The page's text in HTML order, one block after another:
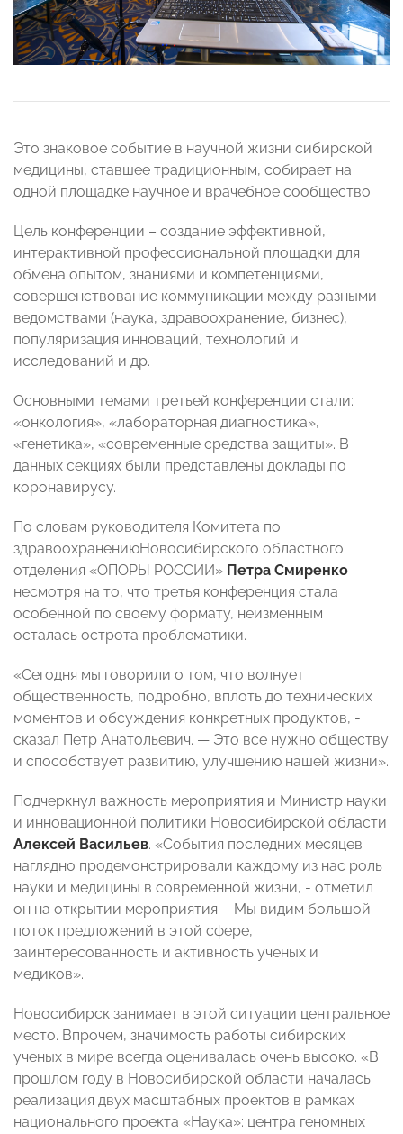
Это знаковое событие в научной жизни сибирской
медицины, ставшее традиционным, собирает на
одной площадке научное и врачебное сообщество.
Цель конференции – создание эффективной,
интерактивной профессиональной площадки для
обмена опытом, знаниями и компетенциями,
совершенствование коммуникации между разными
ведомствами (наука, здравоохранение, бизнес),
популяризация инноваций, технологий и
исследований и др.
Основными темами третьей конференции стали:
«онкология», «лабораторная диагностика»,
«генетика», «современные средства защиты». В
данных секциях были представлены доклады по
коронавирусу.
По словам руководителя Комитета по
здравоохранениюНовосибирского областного
отделения «ОПОРЫ РОССИИ» Петра Смиренко
несмотря на то, что третья конференция стала
особенной по своему формату, неизменным
осталась острота проблематики.
«Сегодня мы говорили о том, что волнует
общественность, подробно, вплоть до технических
моментов и обсуждения конкретных продуктов, -
сказал Петр Анатольевич. — Это все нужно обществу
и способствует развитию, улучшению нашей жизни».
Подчеркнул важность мероприятия и Министр науки
и инновационной политики Новосибирской области
Алексей Васильев. «События последних месяцев
наглядно продемонстрировали каждому из нас роль
науки и медицины в современной жизни, - отметил
он на открытии мероприятия. - Мы видим большой
поток предложений в этой сфере,
заинтересованность и активность ученых и
медиков».
Новосибирск занимает в этой ситуации центральное
место. Впрочем, значимость работы сибирских
ученых в мире всегда оценивалась очень высоко. «В
прошлом году в Новосибирской области началась
реализация двух масштабных проектов в рамках
национального проекта «Наука»: центра геномных